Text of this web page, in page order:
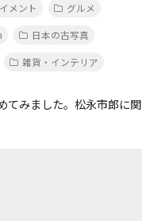
メント
グルメ
日本の古写真
雑貨・インテリア
てみました。松永市郎に関